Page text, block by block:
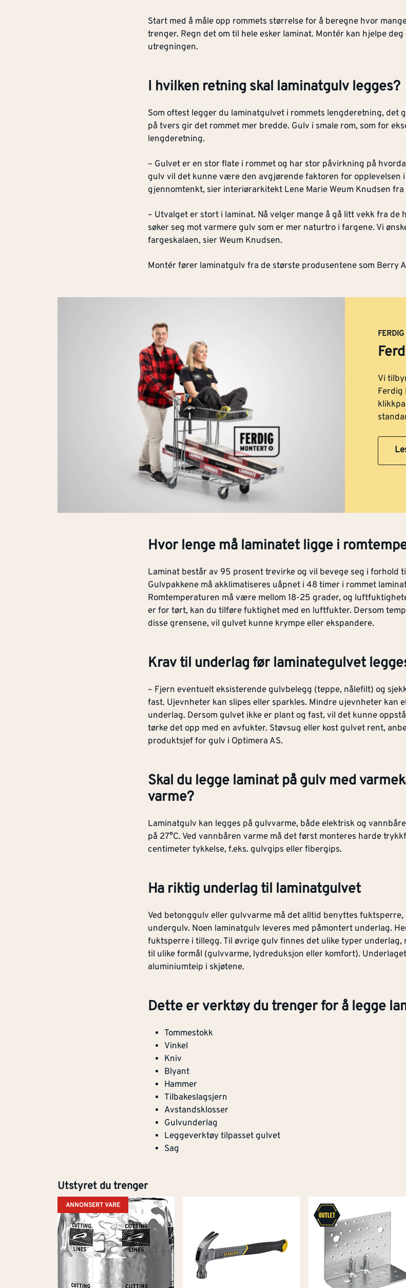
Start med å måle opp rommets størrelse for å beregne hvor
trenger. Regn det om til hele esker laminat. Montér kan hjelpe
utregningen.
I hvilken retning skal laminatgulv legges?
Som oftest legger du laminatgulvet i rommets lengderetning, det
på tvers gir det rommet mer bredde. Gulv i smale rom, som for
lengderetning.
– Gulvet er en stor flate i rommet og har stor påvirkning på
gulv vil det kunne være den avgjørende faktoren for opplevelsen
gjennomtenkt, sier interiørarkitekt Lene Marie Weum Knudsen fra
– Utvalget er stort i laminat. Nå velger mange å gå litt vekk fra de
søker seg mot varmere gulv som er mer naturtro i fargene. Vi
fargeskalaen, sier Weum Knudsen.
Montér fører laminatgulv fra de største produsentene som Berry
Vi
Ferdig
Hvor lenge må laminatet ligge i
Laminat består av 95 prosent trevirke og vil bevege seg i
Gulvpakkene må akklimatiseres uåpnet i 48 timer i rommet
Romtemperaturen må være mellom 18-25 grader, og
er for tørt, kan du tilføre fuktighet med en luftfukter. Dersom
disse grensene, vil gulvet kunne krympe eller ekspandere.
Krav til underlag før laminategulvet
– Fjern eventuelt eksisterende gulvbelegg (teppe, nålefilt) og
fast. Ujevnheter kan slipes eller sparkles. Mindre ujevnheter kan
underlag. Dersom gulvet ikke er plant og fast, vil det kunne
tørke det opp med en avfukter. Støvsug eller kost gulvet rent,
produktsjef for gulv i Optimera AS.
Skal du legge laminat på gulv med
varme?
Laminatgulv kan legges på gulvvarme, både elektrisk og
på 27°C. Ved vannbåren varme må det først monteres harde
centimeter tykkelse, f.eks. gulvgips eller fibergips.
Ha riktig underlag til laminatgulvet
Ved betonggulv eller gulvvarme må det alltid benyttes
undergulv. Noen laminatgulv leveres med påmontert underlag.
fuktsperre i tillegg. Til øvrige gulv finnes det ulike typer
til ulike formål (gulvvarme, lydreduksjon eller komfort).
aluminiumteip i skjøtene.
Dette er verktøy du trenger for å legge
Tommestokk
Vinkel
Kniv
Blyant
Hammer
Tilbakeslagsjern
Avstandsklosser
Gulvunderlag
Leggeverktøy tilpasset gulvet
Sag
Utstyret du trenger
ANNONSERT VARE